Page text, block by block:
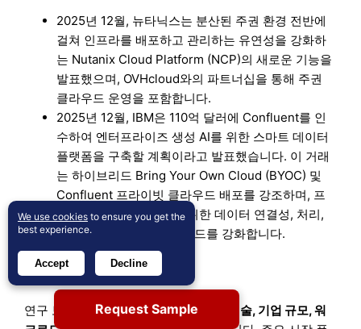
2025년 12월, 뉴타닉스는 분산된 주권 환경 전반에
걸쳐 인프라를 배포하고 관리하는 유연성을 강화하
는 Nutanix Cloud Platform (NCP)의 새로운 기능을
발표했으며, OVHcloud와의 파트너십을 통해 주권
클라우드 운영을 포함합니다.
2025년 12월, IBM은 110억 달러에 Confluent를 인
수하여 엔터프라이즈 생성 AI를 위한 스마트 데이터
플랫폼을 구축할 계획이라고 발표했습니다. 이 거래
는 하이브리드 Bring Your Own Cloud (BYOC) 및
Confluent 프라이빗 클라우드 배포를 강조하며, 프
라이빗 클라우드 환경을 위한 데이터 연결성, 처리,
거버넌스 및 Kafka 워크로드를 강화합니다.
보고서 범위:
연구 보고서는서비스 제공, 배포 모델, 기술, 기업 규모, 워
Request Sample
We use cookies to ensure you get the
best experience.
Accept Decline